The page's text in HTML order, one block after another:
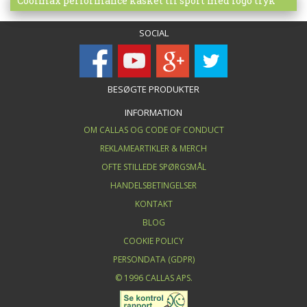
SOCIAL
BESØGTE PRODUKTER
INFORMATION
OM CALLAS OG CODE OF CONDUCT
REKLAMEARTIKLER & MERCH
OFTE STILLEDE SPØRGSMÅL
HANDELSBETINGELSER
KONTAKT
BLOG
COOKIE POLICY
PERSONDATA (GDPR)
© 1996 CALLAS APS.